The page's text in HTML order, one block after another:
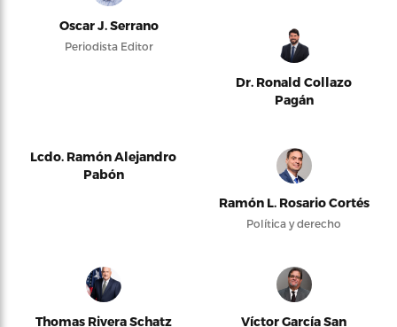
Oscar J. Serrano
Periodista Editor
Dr. Ronald Collazo
Pagán
Lcdo. Ramón Alejandro
Pabón
Ramón L. Rosario Cortés
Política y derecho
Thomas Rivera Schatz
Víctor García San